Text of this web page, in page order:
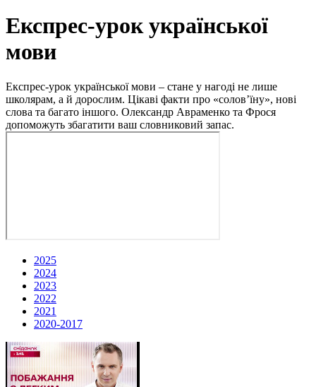
Експрес-урок української
мови
Експрес-урок української мови – стане у нагоді не лише
школярам, а й дорослим. Цікаві факти про «солов’їну», нові
слова та багато іншого. Олександр Авраменко та Фрося
допоможуть збагатити ваш словниковий запас.
2025
2024
2023
2022
2021
2020-2017